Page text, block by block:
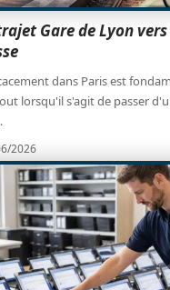
Gare de Lyon
dans Paris est
lorsqu'il s'agit de passer
2026